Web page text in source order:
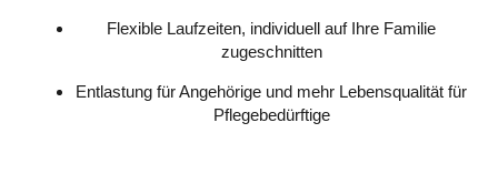
Flexible Laufzeiten, individuell auf Ihre Familie
zugeschnitten
Entlastung für Angehörige und mehr Lebensqualität für
Pflegebedürftige